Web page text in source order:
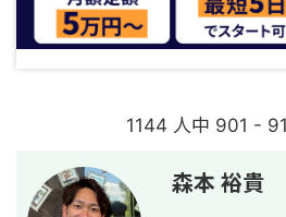
1144 人中 901 -
森本 裕貴